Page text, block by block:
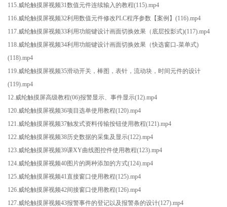
115.威纶触摸屏视频31数值元件连续输入的教程(115).mp4
116.威纶触摸屏视频32利用数值元件修改PLC程序参数【案例】(116).mp4
117.威纶触摸屏视频33利用功能键设计画面切换效果（底层投影式)(117).mp4
118.威纶触摸屏视频34利用功能键设计画面切换效果（快选窗口-菜单式)
(118).mp4
119.威纶触摸屏视频35滑动开关，棒图，表针，流动块，时间元件的设计
(119).mp4
12.威纶触摸屏高级教程(06)报警显示、事件显示(12).mp4
120.威纶触摸屏视频36项目选单使用教程(120).mp4
121.威纶触摸屏视频37触发式资料传输按钮使用教程(121).mp4
122.威纶触摸屏视频38历史数据的采集及显示(122).mp4
123.威纶触摸屏视频39课XY曲线图控件使用教程(123).mp4
124.威纶触摸屏视频40图片的两种添加的方式(124).mp4
125.威纶触摸屏视频41直接窗口使用教程(125).mp4
126.威纶触摸屏视频42间接窗口使用教程(126).mp4
127.威纶触摸屏视频43报警事件的登记以及报警条的设计(127).mp4